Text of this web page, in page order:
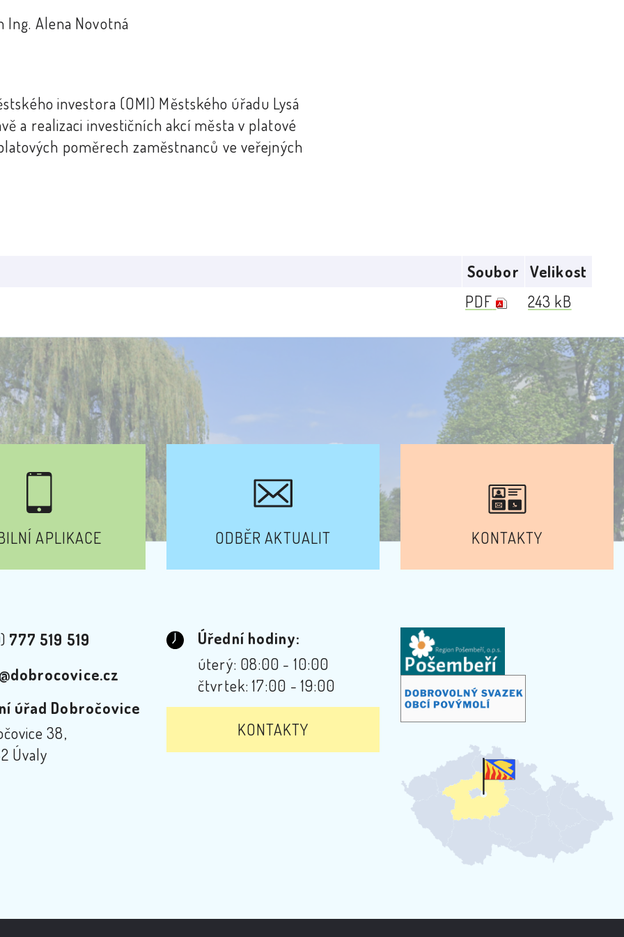
Ing. Alena Novotná
investora (OMI) Městského úřadu Lysá
a realizaci investičních akcí města v platové
poměrech zaměstnanců ve veřejných
Soubor
Velikost
PDF
243 kB
APLIKACE ODBĚR AKTUALIT KONTAKTY
777 519 519
úřad Dobročovice
38,
Úvaly
Úřední hodiny:
úterý: 08:00 - 10:00
čtvrtek: 17:00 - 19:00
KONTAKTY